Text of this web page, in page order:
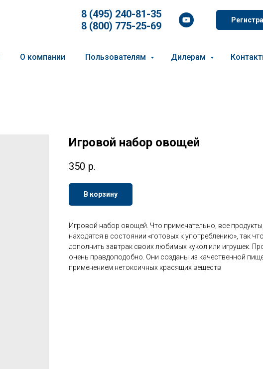
8 (495) 240-81-35
8 (800) 775-25-69
О компании Пользователям Дилерам
Игровой набор овощей
350 р.
В корзину
Игровой набор овощей. Что примечательно, все
находятся в состоянии «готовых к употреблению», так
дополнить завтрак своих любимых кукол или игрушек.
очень правдоподобно. Они созданы из качественной
применением нетоксичных красящих веществ